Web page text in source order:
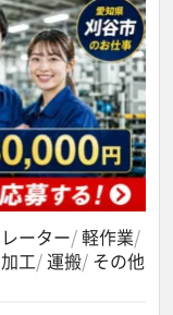
ーター 軽作業
加工 運搬 その他